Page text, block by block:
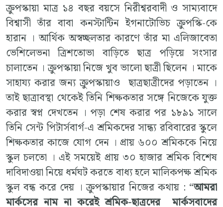
ক্রুপস্কায়া মাত্র ১৪ বছর বয়সে নিরীশ্বরবাদী ও সাম্যবাদে
বিশ্বাসী তাঁর বাবা কনস্টান্টিন ইগনাটোভিচ ক্রুপস্কি-কে
হারান । আর্থিক অস্বচ্ছলতার কারণে তাঁর মা এলিজাবেতা
ভেশিলেভনা ত্রিশতোভা বাড়িতে ছাত্র পড়িয়ে সংসার
চালাতেন । ক্রুপস্কায়া নিজে খুব ভালো ছাত্রী ছিলেন । মাকে
সাহায্য করার জন্য ক্রুপস্কায়াও ছাত্রছাত্রীদের পড়াতেন ।
তাই ছাত্রাবস্থা থেকেই তিনি শিক্ষকতার সঙ্গে নিজেকে যুক্ত
করার স্বপ্ন দেখতেন । পড়া শেষ করার পর ১৮৯১ সালে
তিনি সেন্ট পিটার্সবার্গ-এ শ্রমিকদের সান্ধ্য রবিবারের স্কুলে
শিক্ষকতার কাজে যোগ দেন । প্রায় ৬০০ শ্রমিককে নিয়ে
স্কুল চলতো । এই সময়েই প্রায় ৩০ হাজার শ্রমিক বিশেষ
দাবিদাওয়া নিয়ে ধর্মঘট করতে বাধ্য হলে মালিকপক্ষ শ্রমিক
স্কুল বন্ধ করে দেয় । ক্রুপস্কায়ার নিজের কথায় : “আমরা
মার্কসের নাম না করেই শ্রমিক-ছাত্রদের মার্কসবাদের